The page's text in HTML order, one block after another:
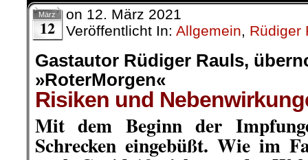
März
12
on 12. März 2021
Veröffentlicht In: Allgemein, Rüdiger
Gastautor Rüdiger Rauls,
»RoterMorgen«
Risiken und
Mit dem Beginn der
Schrecken eingebüßt. Wie im